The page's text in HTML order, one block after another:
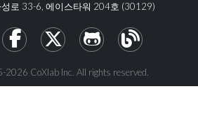
로 33-6, 에이스타워 204호 (30129)
CoXlab Inc. All rights reserved.